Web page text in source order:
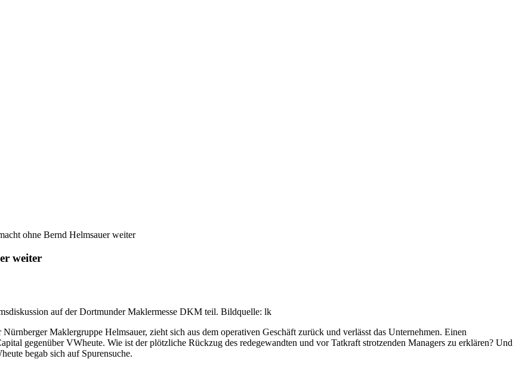
ohne Bernd Helmsauer weiter
weiter
auf der Dortmunder Maklermesse DKM teil. Bildquelle: lk
Maklergruppe Helmsauer, zieht sich aus dem operativen Geschäft zurück und verlässt das Unternehmen. Einen
gegenüber VWheute. Wie ist der plötzliche Rückzug des redegewandten und vor Tatkraft strotzenden Managers zu erklären? Und
begab sich auf Spurensuche.